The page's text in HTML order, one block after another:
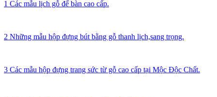
1 Các mẫu lịch gỗ để bàn cao cấp.
2 Những mẫu hộp đựng bút bằng gỗ thanh lịch,sang trọng.
3 Các mẫu hộp đựng trang sức từ gỗ cao cấp tại Mộc Độc Chất.